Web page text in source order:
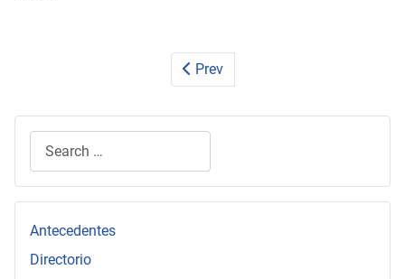
Prev
Antecedentes
Directorio